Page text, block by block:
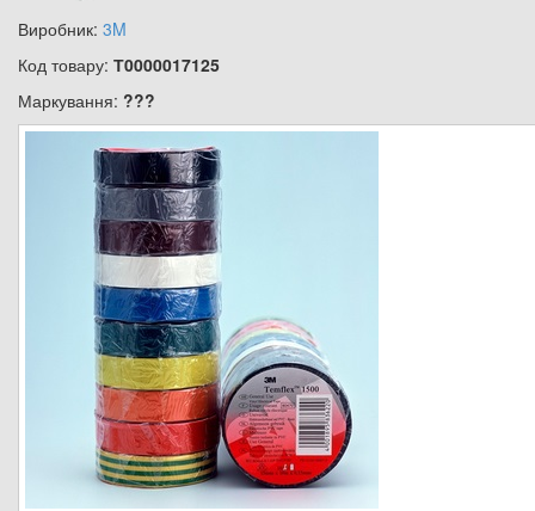
Виробник: 3M
Код товару: Т0000017125
Маркування: ???